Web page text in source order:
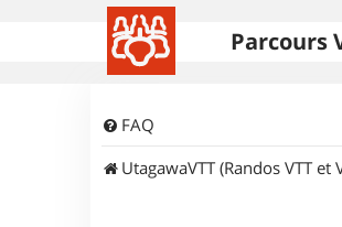
Parcours
FAQ
UtagawaVTT (Randos VTT et